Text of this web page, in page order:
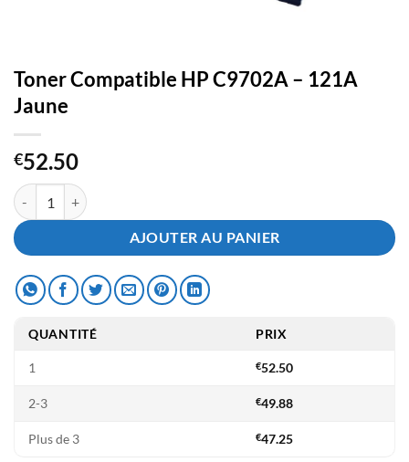
Toner Compatible HP C9702A – 121A
Jaune
€52.50
quantité de Toner Compatible HP C9702A - 121A Jaune
AJOUTER AU PANIER
QUANTITÉ PRIX
1 €52.50
2-3 €49.88
Plus de 3 €47.25